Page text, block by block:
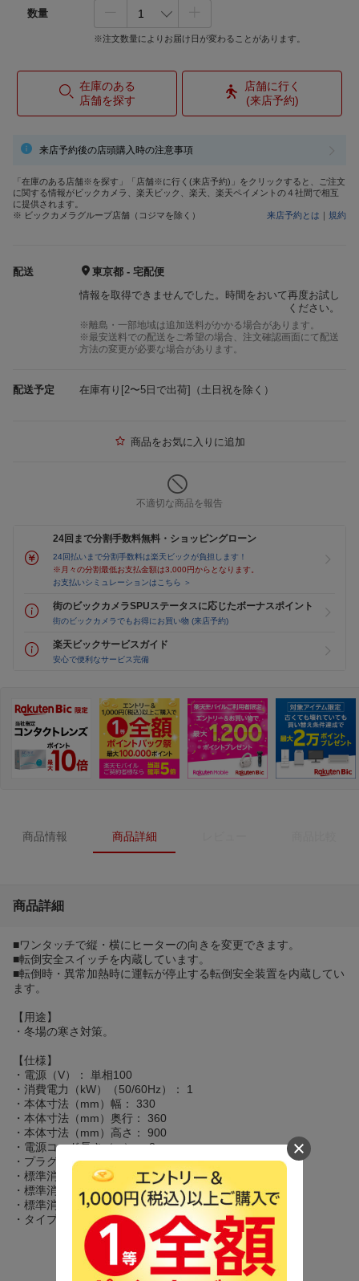
数量
※注文数量によりお届け日が変わることがあります。
在庫のある
店舗を探す
店舗に行く
(来店予約)
来店予約後の店頭購入時の注意事項
「在庫のある店舗※を探す」「店舗※に行く(来店予約)」をクリックすると、ご注文
に関する情報がビックカメラ、楽天ビック、楽天、楽天ペイメントの４社間で相互
に提供されます。
※ ビックカメラグループ店舗（コジマを除く）
来店予約とは ｜ 規約
配送
東京都 - 宅配便
情報を取得できませんでした。時間をおいて再度お試し
ください。
※離島・一部地域は追加送料がかかる場合があります。
※最安送料での配送をご希望の場合、注文確認画面にて配送
方法の変更が必要な場合があります。
配送予定 在庫有り[2〜5日で出荷]（土日祝を除く）
商品をお気に入りに追加
不適切な商品を報告
24回まで分割手数料無料・ショッピングローン
24回払いまで分割手数料は楽天ビックが負担します！
※月々の分割最低お支払金額は3,000円からとなります。
お支払いシミュレーションはこちら ＞
街のビックカメラSPUステータスに応じたボーナスポイント
街のビックカメラでもお得にお買い物 (来店予約)
楽天ビックサービスガイド
安心で便利なサービス完備
商品情報 商品詳細
商品詳細
■ワンタッチで縦・横にヒーターの向きを変更できます。
■転倒安全スイッチを内蔵しています。
■転倒時・異常加熱時に運転が停止する転倒安全装置を内蔵してい
ます。
【用途】
・冬場の寒さ対策。
【仕様】
・電源（V）： 単相100
・消費電力（kW）（50/60Hz）： 1
・本体寸法（mm）幅： 330
・本体寸法（mm）奥行： 360
・本体寸法（mm）高さ： 900
・電源コード長さ（m）： 2
・プラグ有無： 2P
・標準消費電力料金（50Hz）： 31.0円/h
・標準消費電力料金（60Hz）： 31.0円/h
・標準消費電力料金： 27円/h
・タイプ： 1灯